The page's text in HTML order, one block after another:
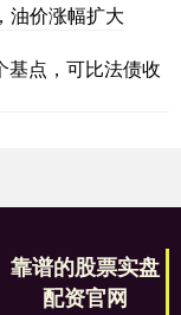
油价涨幅扩大
基点，可比法债收
靠谱的股票实盘
配资官网